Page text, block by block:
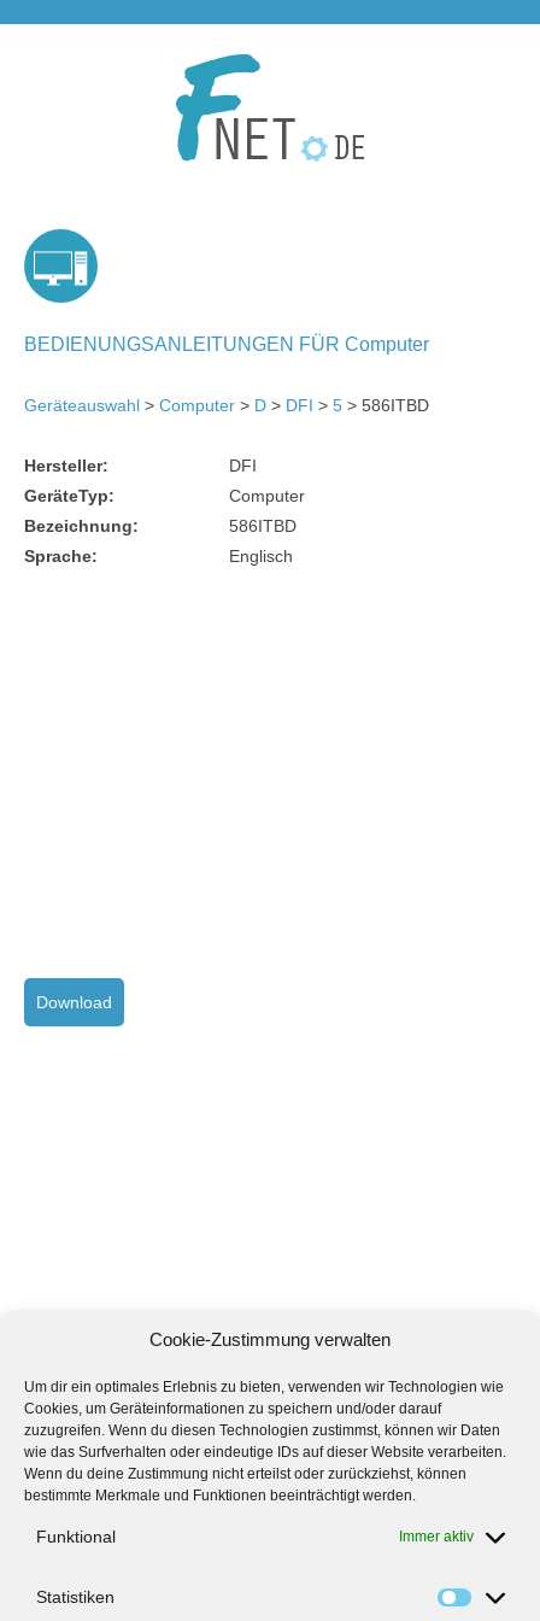
Cookie-Zustimmung verwalten
Um dir ein optimales Erlebnis zu bieten, verwenden wir Technologien wie
Cookies, um Geräteinformationen zu speichern und/oder darauf
zuzugreifen. Wenn du diesen Technologien zustimmst, können wir Daten
wie das Surfverhalten oder eindeutige IDs auf dieser Website verarbeiten.
Wenn du deine Zustimmung nicht erteilst oder zurückziehst, können
bestimmte Merkmale und Funktionen beeinträchtigt werden.
Funktional Immer aktiv
Statistiken
BEDIENUNGSANLEITUNGEN FÜR Computer
Geräteauswahl > Computer > D > DFI > 5 > 586ITBD
Hersteller:
DFI
GeräteTyp:
Computer
Bezeichnung:
586ITBD
Sprache:
Englisch
Download